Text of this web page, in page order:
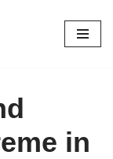
in